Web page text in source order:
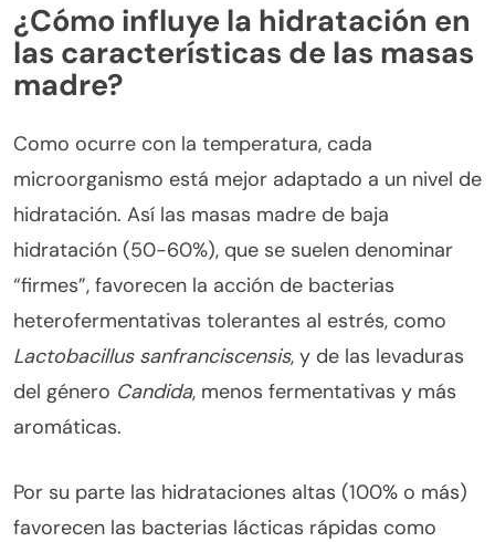
¿Cómo influye la hidratación en
las características de las masas
madre?
Como ocurre con la temperatura, cada
microorganismo está mejor adaptado a un nivel de
hidratación. Así las masas madre de baja
hidratación (50-60%), que se suelen denominar
“firmes”, favorecen la acción de bacterias
heterofermentativas tolerantes al estrés, como
Lactobacillus sanfranciscensis, y de las levaduras
del género Candida, menos fermentativas y más
aromáticas.
Por su parte las hidrataciones altas (100% o más)
favorecen las bacterias lácticas rápidas como